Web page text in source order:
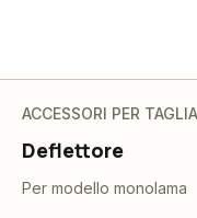
ACCESSORI PER
Deflettore
Per modello monolama